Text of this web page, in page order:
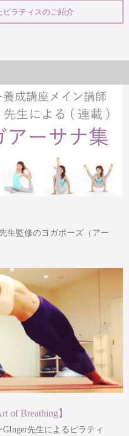
ピラティスのご紹介
生監修のヨガポーズ（アー
of Breathing】
先生によるピラティ